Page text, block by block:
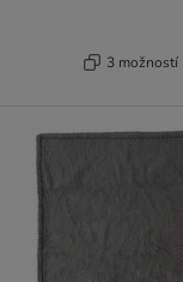
3 možností